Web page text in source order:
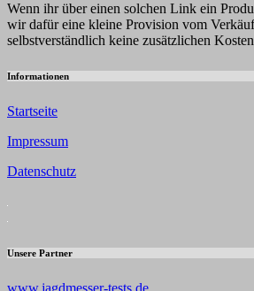
Wenn ihr über einen solchen Link ein
wir dafür eine kleine Provision vom
selbstverständlich keine zusätzlichen
Informationen
Startseite
Impressum
Datenschutz
Unsere Partner
www.jagdmesser-tests.de